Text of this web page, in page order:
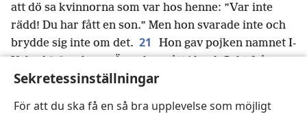
Sekretessinställningar
För att du ska få en så bra upplevelse som möjligt
att dö sa kvinnorna som var hos henne: ”Var inte
rädd! Du har fått en son.” Men hon svarade inte och
brydde sig inte om det. 21
Hon gav pojken namnet I-
Kabọd * p och sa: ”Äran har gått i landsflykt från
Israel.” q Hon syftade på den sanne Gudens ark, som
r